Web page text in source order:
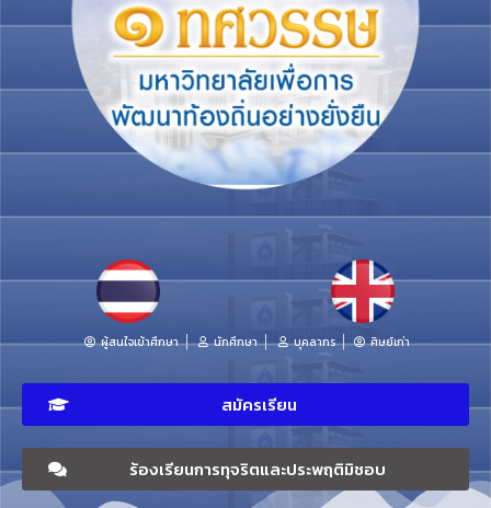
ผู้สนใจเข้าศึกษา นักศึกษา บุคลากร ศิษย์เก่า
สมัครเรียน
ร้องเรียนการทุจริตและประพฤติมิชอบ